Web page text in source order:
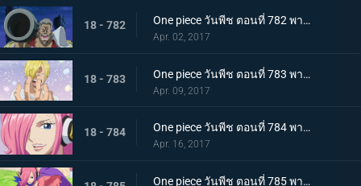
18 - 782 One piece วันพีช ตอนที่ 782 พากย์ไทย หมัดปีศาจตัดสินชี้ชะตา! ลูฟี่ปะทะแกรนท์!
Apr. 02, 2017
18 - 783 One piece วันพีช ตอนที่ 783 พากย์ไทย ซันจิกลับบ้าน สู่อาณาจักรของบิ๊กมัม
Apr. 09, 2017
18 - 784 One piece วันพีช ตอนที่ 784 พากย์ไทย 0 กับ 4 เผชิญหน้า ! เจอร์ม่า 66
Apr. 16, 2017
One piece วันพีช ตอนที่ 785 พากย์ไทย วิกฤตพิษร้าย ลูฟี่กับเรจู